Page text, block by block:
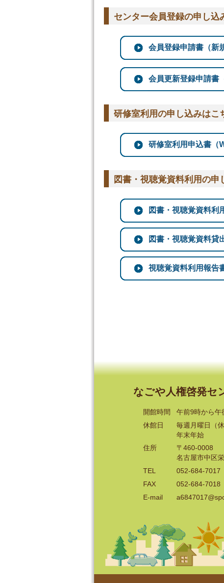
センター会員登録の申し込
会員登録申請書（新
会員更新登録申請書
研修室利用の申し込みはこ
研修室利用申込書（
図書・視聴覚資料利用の申
図書・視聴覚資料利
図書・視聴覚資料貸
視聴覚資料利用報告
なごや人権啓発セ
開館時間 午前9時から午
休館日
毎週月曜日
（
年末年始
住所
〒460-0008
名古屋市中区
TEL
052-684-7017
FAX
052-684-7018
E-mail